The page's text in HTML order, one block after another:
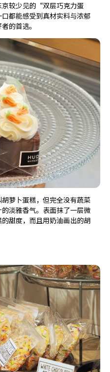
京较少见的“双层巧克力蛋
都能感受到真材实料与浓郁
的首选。
萝卜蛋糕，但完全没有蔬菜
淡雅香气。表面抹了一层微
甜度，而且用奶油画出的胡